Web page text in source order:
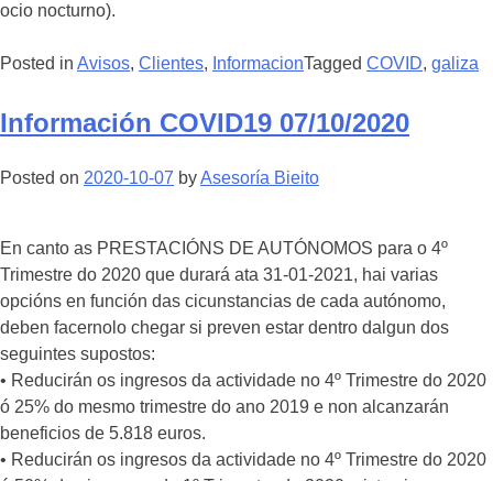
ocio nocturno).
Posted in Avisos, Clientes, InformacionTagged COVID, galiza
Información COVID19 07/10/2020
Posted on 2020-10-07 byAsesoría Bieito
En canto as PRESTACIÓNS DE AUTÓNOMOS para o 4º
Trimestre do 2020 que durará ata 31-01-2021, hai varias
opcións en función das cicunstancias de cada autónomo,
deben facernolo chegar si preven estar dentro dalgun dos
seguintes supostos:
• Reducirán os ingresos da actividade no 4º Trimestre do 2020
ó 25% do mesmo trimestre do ano 2019 e non alcanzarán
beneficios de 5.818 euros.
• Reducirán os ingresos da actividade no 4º Trimestre do 2020